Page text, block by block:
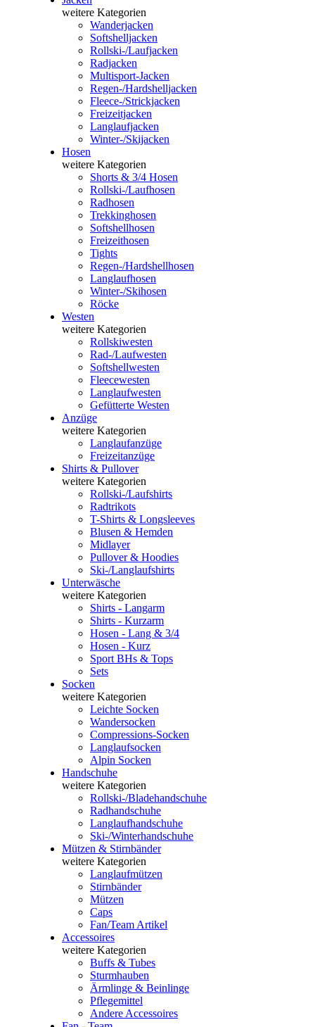
weitere Kategorien
Wanderjacken
Softshelljacken
Rollski-/Laufjacken
Radjacken
Multisport-Jacken
Regen-/Hardshelljacken
Fleece-/Strickjacken
Freizeitjacken
Langlaufjacken
Winter-/Skijacken
Hosen
weitere Kategorien
Shorts & 3/4 Hosen
Rollski-/Laufhosen
Radhosen
Trekkinghosen
Softshellhosen
Freizeithosen
Tights
Regen-/Hardshellhosen
Langlaufhosen
Winter-/Skihosen
Röcke
Westen
weitere Kategorien
Rollskiwesten
Rad-/Laufwesten
Softshellwesten
Fleecewesten
Langlaufwesten
Gefütterte Westen
Anzüge
weitere Kategorien
Langlaufanzüge
Freizeitanzüge
Shirts & Pullover
weitere Kategorien
Rollski-/Laufshirts
Radtrikots
T-Shirts & Longsleeves
Blusen & Hemden
Midlayer
Pullover & Hoodies
Ski-/Langlaufshirts
Unterwäsche
weitere Kategorien
Shirts - Langarm
Shirts - Kurzarm
Hosen - Lang & 3/4
Hosen - Kurz
Sport BHs & Tops
Sets
Socken
weitere Kategorien
Leichte Socken
Wandersocken
Compressions-Socken
Langlaufsocken
Alpin Socken
Handschuhe
weitere Kategorien
Rollski-/Bladehandschuhe
Radhandschuhe
Langlaufhandschuhe
Ski-/Winterhandschuhe
Mützen & Stirnbänder
weitere Kategorien
Langlaufmützen
Stirnbänder
Mützen
Caps
Fan/Team Artikel
Accessoires
weitere Kategorien
Buffs & Tubes
Sturmhauben
Ärmlinge & Beinlinge
Pflegemittel
Andere Accessoires